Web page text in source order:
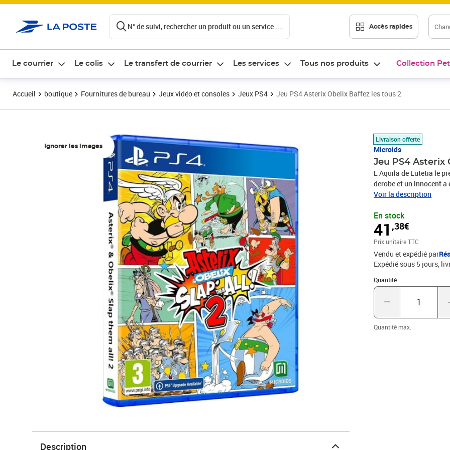
N° de suivi, rechercher un produit ou un service .... Accès rapides
Le courrier Le colis Le transfert de courrier Les services Tous nos produits Collection
Accueil boutique Fournitures de bureau Jeux vidéo et consoles Jeux PS4 Jeu PS4 Asterix Obelix Baffez les tous 2
Ignorer les images
Livraison offerte
Microids
Jeu PS4 Asterix
L Aquila de Lutetia le
derobe et un innocent a
demande a Goudurix
pour etre bien informee
a coups de baffes qu
Obelix Baffez les tous 2
originale. Elle vous
passant par le camp
Voir la description
En stock
41,38€
Prix 41,38€
Prix unitaire TTC
Vendu et expédié par
Expédié sous 5 jours
Quantité
Quantité : 1
Quantité max.
Description